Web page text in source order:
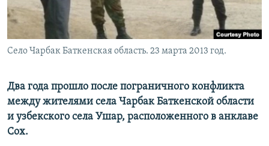
Село Чарбак Баткенская область. 23 марта 2013 год.
Два года прошло после пограничного конфликта
между жителями села Чарбак Баткенской области
и узбекского села Ушар, расположенного в анклаве
Сох.